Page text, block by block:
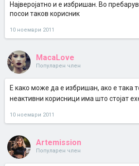
Најверојатно и е избришан. Во
посои таков корисник
10 ноември 2011
MacaLove
Популарен член
Е како може да е избришан, ако е така
неактивни корисници има што стојат
10 ноември 2011
Artemission
Популарен член